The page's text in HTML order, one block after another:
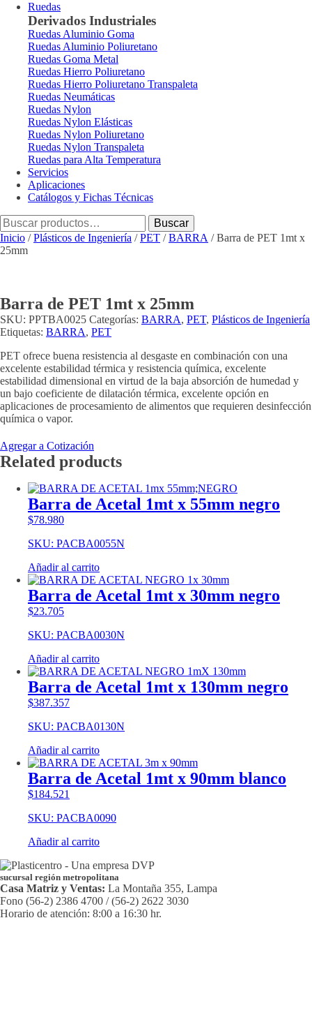
Ruedas
Derivados Industriales
Ruedas Aluminio Goma
Ruedas Aluminio Poliuretano
Ruedas Goma Metal
Ruedas Hierro Poliuretano
Ruedas Hierro Poliuretano Transpaleta
Ruedas Neumáticas
Ruedas Nylon
Ruedas Nylon Elásticas
Ruedas Nylon Poliuretano
Ruedas Nylon Transpaleta
Ruedas para Alta Temperatura
Servicios
Aplicaciones
Catálogos y Fichas Técnicas
Buscar
por:
Buscar
Inicio /Plásticos de Ingeniería /PET /BARRA / Barra de PET 1mt x
25mm
Barra de PET 1mt x 25mm
SKU: PPTBA0025 Categorías: BARRA, PET, Plásticos de Ingeniería
Etiquetas: BARRA, PET
PET ofrece buena resistencia al desgaste en combinación con una
excelente estabilidad térmica y resistencia química, excelente
estabilidad dimensional en virtud de la baja absorción de humedad y
un bajo coeficiente de dilatación térmica, excelente opción en
aplicaciones de procesamiento de alimentos que requieren desinfección
química o vapor.
Agregar a Cotización
Related products
Barra de Acetal 1mt x 55mm negro
$78.980
SKU: PACBA0055N
Añadir al carrito
Barra de Acetal 1mt x 30mm negro
$23.705
SKU: PACBA0030N
Añadir al carrito
Barra de Acetal 1mt x 130mm negro
$387.357
SKU: PACBA0130N
Añadir al carrito
Barra de Acetal 1mt x 90mm blanco
$184.521
SKU: PACBA0090
Añadir al carrito
sucursal región metropolitana
Casa Matriz y Ventas: La Montaña 355, Lampa
Fono (56-2) 2386 4700 / (56-2) 2622 3030
Horario de atención: 8:00 a 16:30 hr.